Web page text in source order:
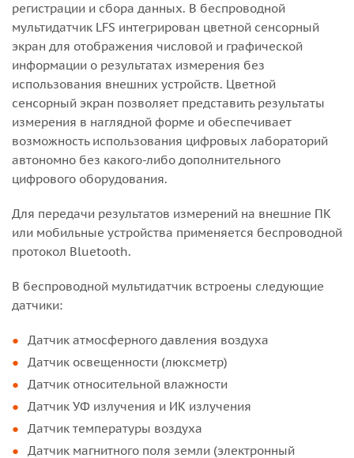
регистрации и сбора данных. В беспроводной
мультидатчик LFS интегрирован цветной сенсорный
экран для отображения числовой и графической
информации о результатах измерения без
использования внешних устройств. Цветной
сенсорный экран позволяет представить результаты
измерения в наглядной форме и обеспечивает
возможность использования цифровых лабораторий
автономно без какого-либо дополнительного
цифрового оборудования.
Для передачи результатов измерений на внешние ПК
или мобильные устройства применяется беспроводной
протокол Bluetooth.
В беспроводной мультидатчик встроены следующие
датчики:
Датчик атмосферного давления воздуха
Датчик освещенности (люксметр)
Датчик относительной влажности
Датчик УФ излучения и ИК излучения
Датчик температуры воздуха
Датчик магнитного поля земли (электронный